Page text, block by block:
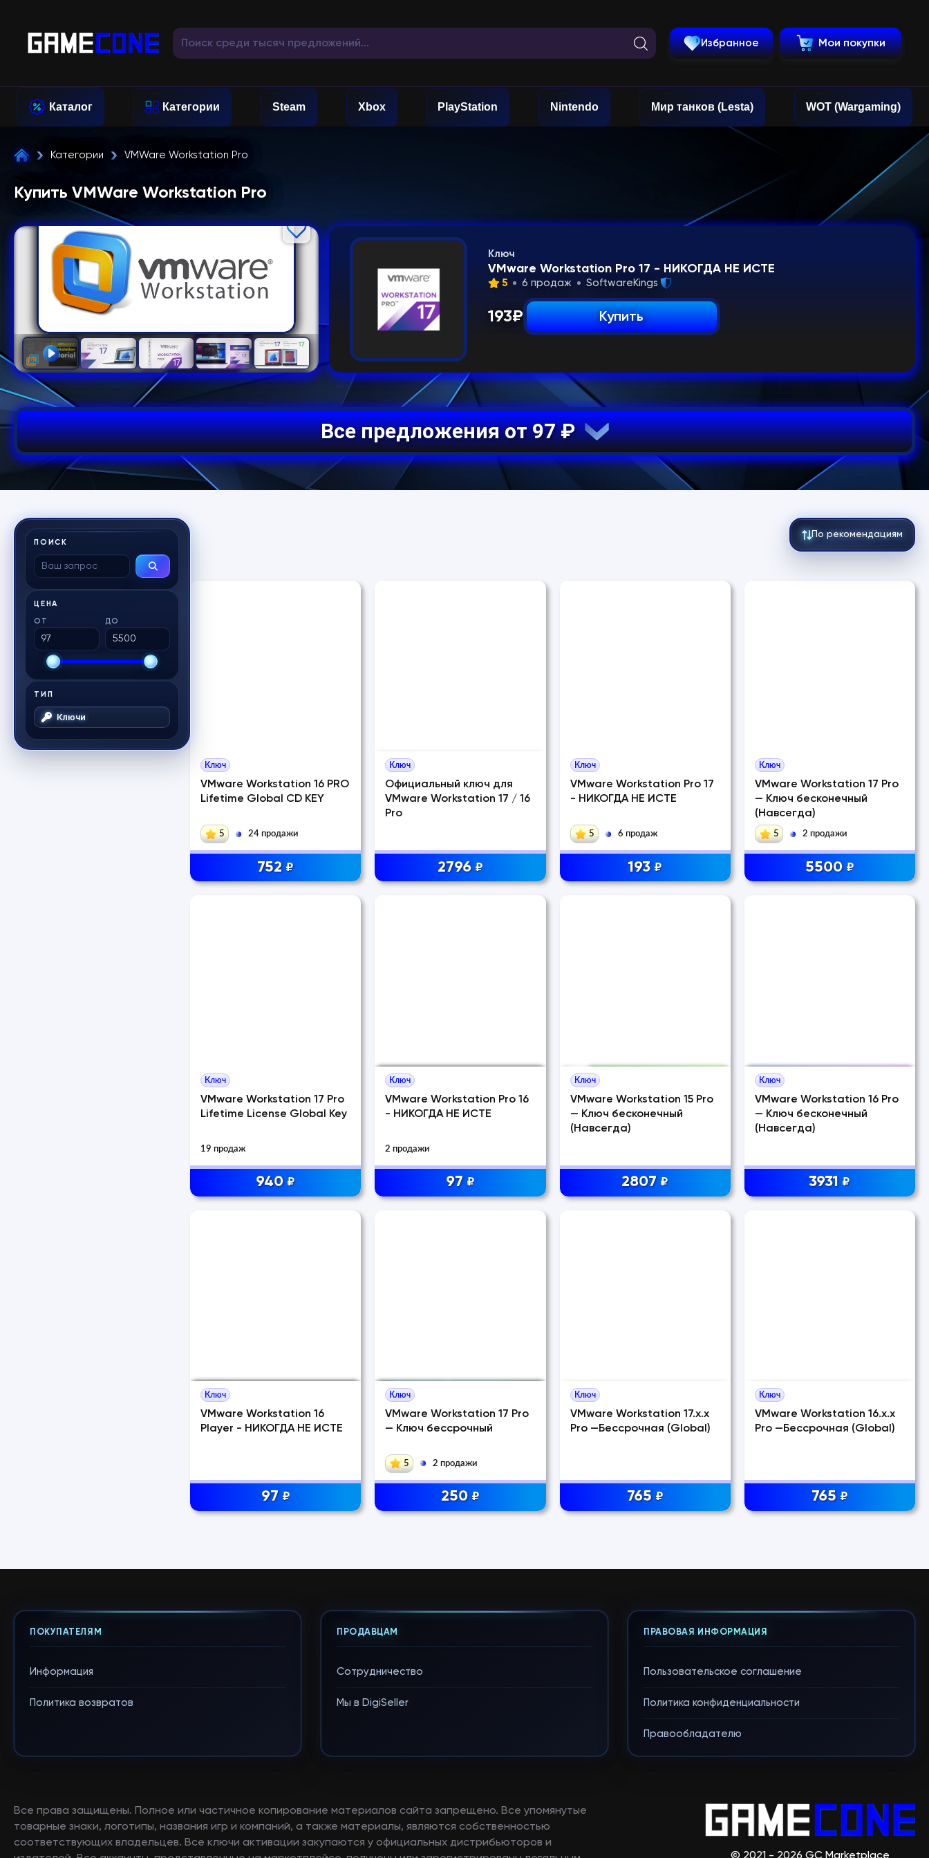
Избранное Мои покупки
Каталог Категории Steam Xbox PlayStation Nintendo Мир танков (Lesta) WOT (Wargaming)
Категории VMWare Workstation Pro
Купить VMWare Workstation Pro
Ключ
VMware Workstation Pro 17 - НИКОГДА НЕ ИСТЕ
5 6 продаж SoftwareKings
193₽ Купить
Все предложения от 97 ₽
ПОИСК
ЦЕНА
ОТ ДО
ТИП
Ключи
По рекомендациям
Ключ
VMware Workstation 16 PRO
Lifetime Global CD KEY
5 24 продажи
752 ₽
Ключ
Официальный ключ для
VMware Workstation 17 / 16
Pro
2796 ₽
Ключ
VMware Workstation Pro 17
- НИКОГДА НЕ ИСТЕ
5 6 продаж
193 ₽
Ключ
VMware Workstation 17 Pro
— Ключ бесконечный
(Навсегда)
5 2 продажи
5500 ₽
Ключ
VMware Workstation 17 Pro
Lifetime License Global Key
19 продаж
940 ₽
Ключ
VMware Workstation Pro 16
- НИКОГДА НЕ ИСТЕ
2 продажи
97 ₽
Ключ
VMware Workstation 15 Pro
— Ключ бесконечный
(Навсегда)
2807 ₽
Ключ
VMware Workstation 16 Pro
— Ключ бесконечный
(Навсегда)
3931 ₽
Ключ
VMware Workstation 16
Player - НИКОГДА НЕ ИСТЕ
97 ₽
Ключ
VMware Workstation 17 Pro
— Ключ бессрочный
5 2 продажи
250 ₽
Ключ
VMware Workstation 17.x.x
Pro —Бессрочная (Global)
765 ₽
Ключ
VMware Workstation 16.x.x
Pro —Бессрочная (Global)
765 ₽
ПОКУПАТЕЛЯМ
Информация
Политика возвратов
ПРОДАВЦАМ
Сотрудничество
Мы в DigiSeller
ПРАВОВАЯ ИНФОРМАЦИЯ
Пользовательское соглашение
Политика конфиденциальности
Правообладателю
Все права защищены. Полное или частичное копирование материалов сайта запрещено. Все упомянутые
товарные знаки, логотипы, названия игр и компаний, а также материалы, являются собственностью
соответствующих владельцев. Все ключи активации закупаются у официальных дистрибьюторов и